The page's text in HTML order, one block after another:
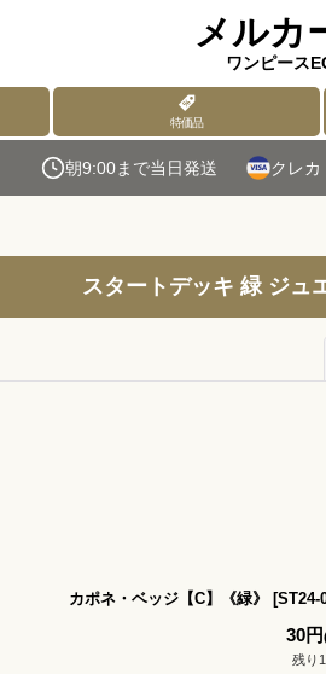
メルカ
ワンピース
特価品
朝9:00まで当日発送 クレカ
スタートデッキ 緑 ジュ
カポネ・ベッジ【C】《緑》 [ST24-
30円
残り